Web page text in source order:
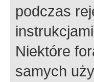
podczas
Niektóre
samych